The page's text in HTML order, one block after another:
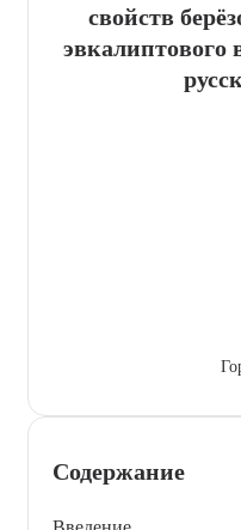
свойств
эвкалиптового
Содержание